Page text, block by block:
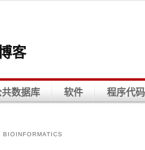
客
共数据库 软件 程序代码
BIOINFORMATICS